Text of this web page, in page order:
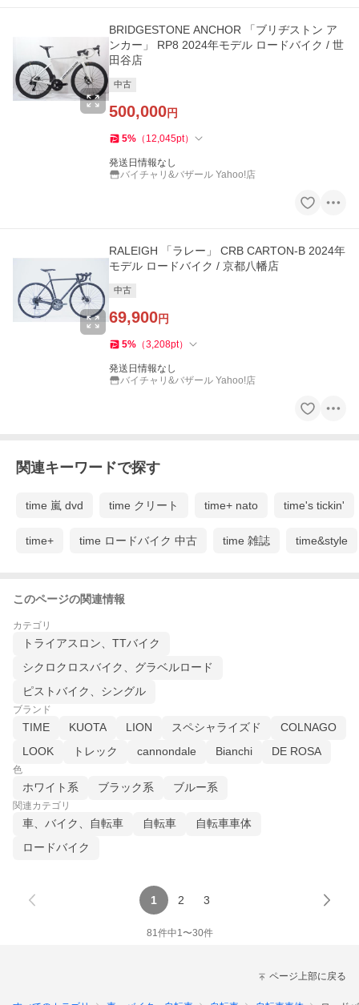
BRIDGESTONE ANCHOR 「ブリヂストン ア
ンカー」 RP8 2024年モデル ロードバイク / 世
田谷店
中古
500,000円
5% （ 12,045pt）
発送日情報なし
バイチャリ&バザール Yahoo!店
RALEIGH 「ラレー」 CRB CARTON-B 2024年
モデル ロードバイク / 京都八幡店
中古
69,900円
5% （3,208pt）
発送日情報なし
バイチャリ&バザール Yahoo!店
関連キーワードで探す
time 嵐 dvd time クリート time+ nato time's tickin'
time+ time ロードバイク 中古 time 雑誌 time&style
このページの関連情報
カテゴリ
トライアスロン、TTバイク
シクロクロスバイク、グラベルロード
ピストバイク、シングル
ブランド
TIME KUOTA LION スペシャライズド
COLNAGO
LOOK
トレック cannondale Bianchi DE ROSA
色
ホワイト系 ブラック系 ブルー系
関連カテゴリ
車、バイク、自転車 自転車
自転車車体
ロードバイク
1 2 3
81件中1〜30件
ページ上部に戻る